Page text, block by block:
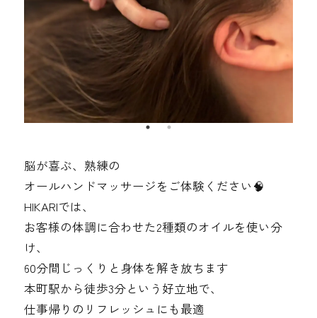
脳が喜ぶ、熟練の
オールハンドマッサージをご体験ください🧠
HIKARIでは、
お客様の体調に合わせた2種類のオイルを使い分
け、
60分間じっくりと身体を解き放ちます
本町駅から徒歩3分という好立地で、
仕事帰りのリフレッシュにも最適